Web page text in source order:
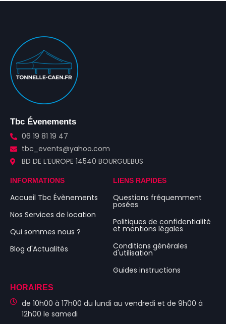
Tbc Évenements
06 19 81 19 47
tbc_events@yahoo.com
BD DE L’EUROPE 14540 BOURGUEBUS
INFORMATIONS
Accueil Tbc Évènements
Nos Services de location
Qui sommes nous ?
Blog d'Actualités
LIENS RAPIDES
Questions fréquemment
posées
Politiques de confidentialité
et mentions légales
Conditions générales
d'utilisation
Guides instructions
HORAIRES
de 10h00 à 17h00 du lundi au vendredi et de 9h00 à
12h00 le samedi